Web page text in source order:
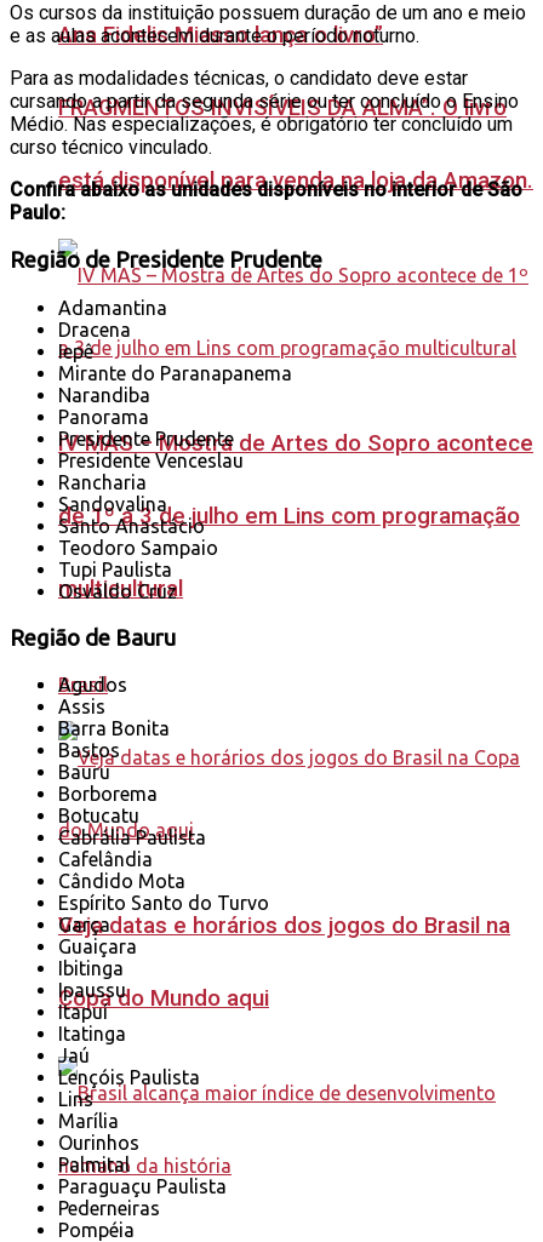
Ana Fidelis Miasso lança o livro”
FRAGMENTOS INVISÍVEIS DA ALMA”. O livro
está disponível para venda na loja da Amazon.
IV MAS – Mostra de Artes do Sopro acontece
de 1º a 3 de julho em Lins com programação
multicultural
Brasil
Veja datas e horários dos jogos do Brasil na
Copa do Mundo aqui
Os cursos da instituição possuem duração de um ano e meio
e as aulas acontecem durante o período noturno.
Para as modalidades técnicas, o candidato deve estar
cursando a partir da segunda série ou ter concluído o Ensino
Médio. Nas especializações, é obrigatório ter concluído um
curso técnico vinculado.
Confira abaixo as unidades disponíveis no interior de São
Paulo:
Região de Presidente Prudente
Adamantina
Dracena
Iepê
Mirante do Paranapanema
Narandiba
Panorama
Presidente Prudente
Presidente Venceslau
Rancharia
Sandovalina
Santo Anastácio
Teodoro Sampaio
Tupi Paulista
Osvaldo Cruz
Região de Bauru
Agudos
Assis
Barra Bonita
Bastos
Bauru
Borborema
Botucatu
Cabrália Paulista
Cafelândia
Cândido Mota
Espírito Santo do Turvo
Garça
Guaiçara
Ibitinga
Ipaussu
Itapuí
Itatinga
Jaú
Lençóis Paulista
Lins
Marília
Ourinhos
Palmital
Paraguaçu Paulista
Pederneiras
Pompéia